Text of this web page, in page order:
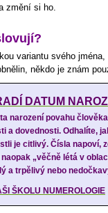
změní si ho.
variantu svého
někdo je znám
DATUM
narození povahu
a dovednosti. Odhalíte,
je citlivý. Čísla napoví,
„věčně létá v
a trpělivý nebo
ŠKOLU NUMEROLOGIE